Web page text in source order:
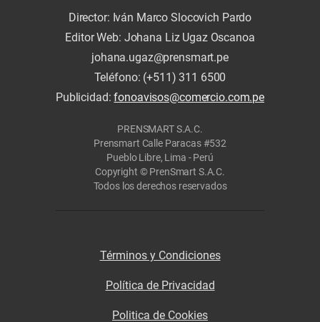
Director: Iván Marco Slocovich Pardo
Editor Web: Johana Liz Ugaz Oscanoa
johana.ugaz@prensmart.pe
Teléfono: (+511) 311 6500
Publicidad:fonoavisos@comercio.com.pe
PRENSMART S.A.C.
Prensmart Calle Paracas #532
Pueblo Libre, Lima - Perú
Copyright © PrenSmart S.A.C.
Todos los derechos reservados
Términos y Condiciones
Política de Privacidad
Politica de Cookies